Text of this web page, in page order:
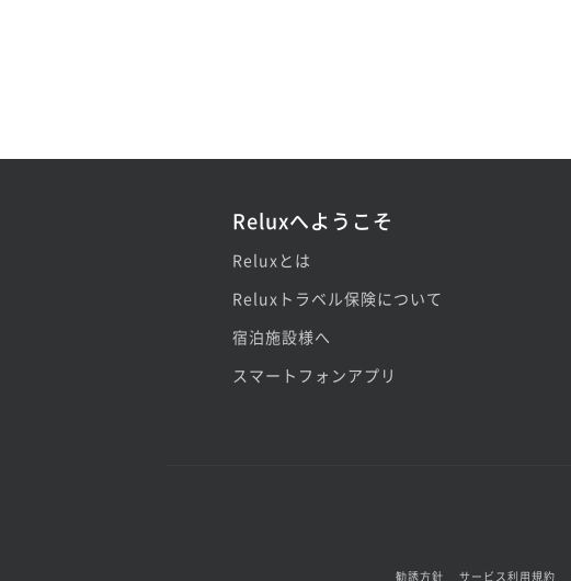
Reluxへようこそ
Reluxとは
Reluxトラベル保険について
宿泊施設様へ
スマートフォンアプリ
勧誘方針 サービス利用規約